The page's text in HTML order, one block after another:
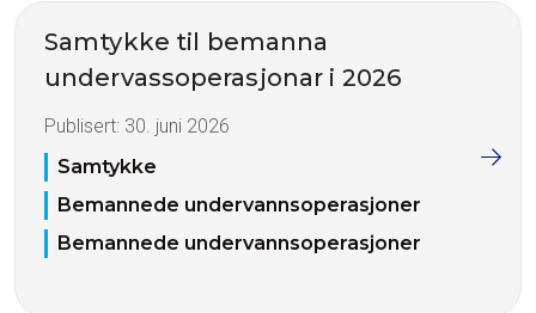
Samtykke til bemanna
undervassoperasjonar i 2026
Publisert: 30. juni 2026
Samtykke
Bemannede undervannsoperasjoner
Bemannede undervannsoperasjoner